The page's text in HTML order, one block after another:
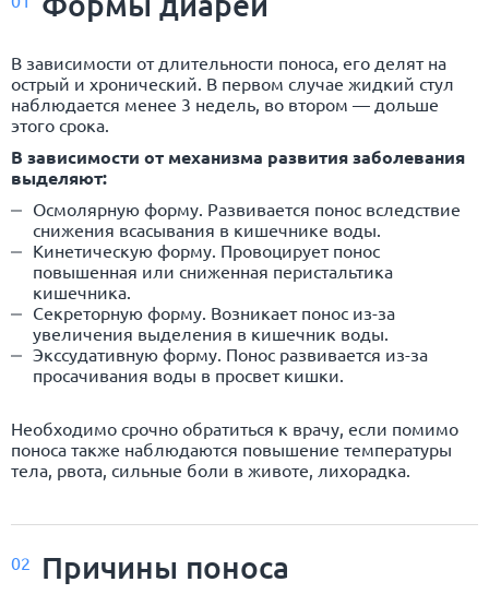
В зависимости от длительности поноса, его делят на
острый и хронический. В первом случае жидкий стул
наблюдается менее 3 недель, во втором — дольше
этого срока.
В зависимости от механизма развития заболевания
выделяют:
Осмолярную форму. Развивается понос вследствие
снижения всасывания в кишечнике воды.
Кинетическую форму. Провоцирует понос
повышенная или сниженная перистальтика
кишечника.
Секреторную форму. Возникает понос из-за
увеличения выделения в кишечник воды.
Экссудативную форму. Понос развивается из-за
просачивания воды в просвет кишки.
Необходимо срочно обратиться к врачу, если помимо
поноса также наблюдаются повышение температуры
тела, рвота, сильные боли в животе, лихорадка.
02 Причины поноса